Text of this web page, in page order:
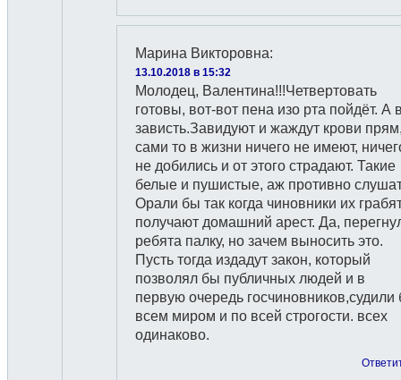
Марина Викторовна:
13.10.2018 в 15:32
Молодец, Валентина!!!Четвертовать
готовы, вот-вот пена изо рта пойдёт. А
зависть.Завидуют и жаждут крови
сами то в жизни ничего не имеют,
не добились и от этого страдают. Такие
белые и пушистые, аж противно
Орали бы так когда чиновники их
получают домашний арест. Да,
ребята палку, но зачем выносить это.
Пусть тогда издадут закон, который
позволял бы публичных людей и в
первую очередь госчиновников,судили
всем миром и по всей строгости. всех
одинаково.